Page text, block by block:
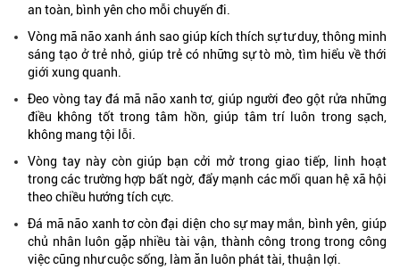
an toàn, bình yên cho mỗi chuyến đi.
Vòng mã não xanh ánh sao giúp kích thích sự tư duy, thông minh
sáng tạo ở trẻ nhỏ, giúp trẻ có những sự tò mò, tìm hiểu về thới
giới xung quanh.
Đeo vòng tay đá mã não xanh tơ, giúp người đeo gột rửa những
điều không tốt trong tâm hồn, giúp tâm trí luôn trong sạch,
không mang tội lỗi.
Vòng tay này còn giúp bạn cởi mở trong giao tiếp, linh hoạt
trong các trường hợp bất ngờ, đẩy mạnh các mối quan hệ xã hội
theo chiều hướng tích cực.
Đá mã não xanh tơ còn đại diện cho sự may mắn, bình yên, giúp
chủ nhân luôn gặp nhiều tài vận, thành công trong trong công
việc cũng như cuộc sống, làm ăn luôn phát tài, thuận lợi.